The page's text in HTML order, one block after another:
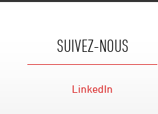
SUIVEZ-NOUS
LinkedIn